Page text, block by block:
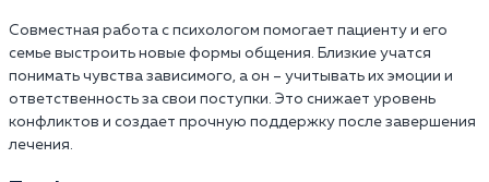
Совместная работа с психологом помогает пациенту и его
семье выстроить новые формы общения. Близкие учатся
понимать чувства зависимого, а он – учитывать их эмоции и
ответственность за свои поступки. Это снижает уровень
конфликтов и создает прочную поддержку после завершения
лечения.